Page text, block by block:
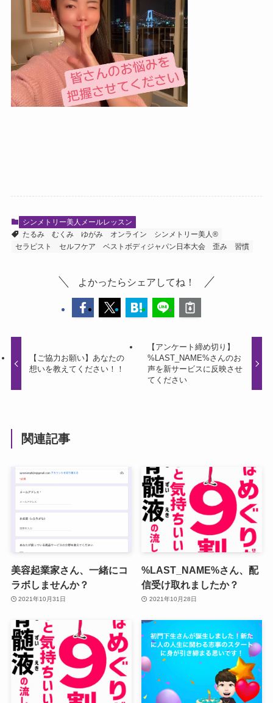
シンメトリー美人メールレッスン
たるみ
むくみ ゆがみ オンライン
シンメトリー美人®
セラピスト
セルフケア ベストボディジャパン日本大会 歪み 習慣
よかったらシェアしてね！
【ご協力お願い】あなたの
想いを教えてください！！
【アンケート締め切り】
%LAST_NAME%さんのお
声を新サービスに反映させ
てください
関連記事
美容起業家さん、一緒にコ
ラボしませんか？
2021年10月31日
%LAST_NAME%さん、配
信受け取れましたか？
2021年10月28日